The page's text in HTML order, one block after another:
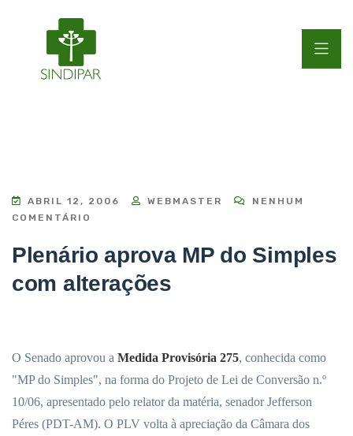
ABRIL 12, 2006 WEBMASTER
NENHUM
COMENTÁRIO
Plenário aprova MP do Simples
com alterações
O Senado aprovou a Medida Provisória 275, conhecida como
"MP do Simples", na forma do Projeto de Lei de Conversão n.º
10/06, apresentado pelo relator da matéria, senador Jefferson
Péres (PDT-AM). O PLV volta à apreciação da Câmara dos